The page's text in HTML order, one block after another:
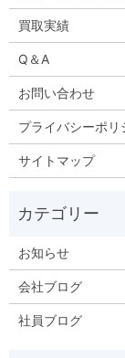
買取実績
Q＆A
お問い合わせ
プライバシーポリ
サイトマップ
お知らせ
会社ブログ
社員ブログ